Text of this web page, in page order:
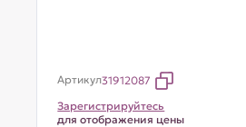
Артикул31912087
Зарегистрируйтесь
для отображения цены